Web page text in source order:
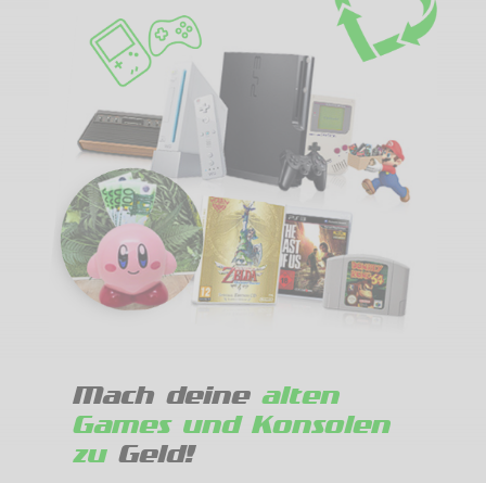
Mach deine alten
Games und Konsolen
zuGeld!